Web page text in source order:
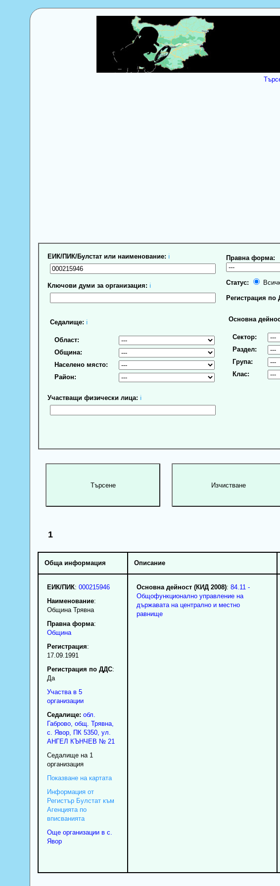
ЕИК/ПИК/Булстат или наименование: ℹ
Ключови думи за организация: ℹ
Седалище: ℹ
Област:
Община:
Населено място:
Район:
Участващи физически лица: ℹ
Правна форма:
Статус:
Регистрация по
Основна
Сектор:
Раздел:
Група:
Клас:
1
Обща информация Описание
ЕИК/ПИК: 000215946
Наименование:
Община Трявна
Правна форма:
Община
Регистрация:
17.09.1991
Регистрация по ДДС:
Да
Участва в 5
организации
Седалище: обл.
Габрово, общ. Трявна,
с. Явор, ПК 5350, ул.
АНГЕЛ КЪНЧЕВ № 21
Седалище на 1
организация
Показване на картата
Информация от
Регистър Булстат към
Агенцията по
вписванията
Още организации в с.
Явор
Основна дейност (КИД 2008): 84.11 -
Общофункционално управление на
държавата на централно и местно
равнище